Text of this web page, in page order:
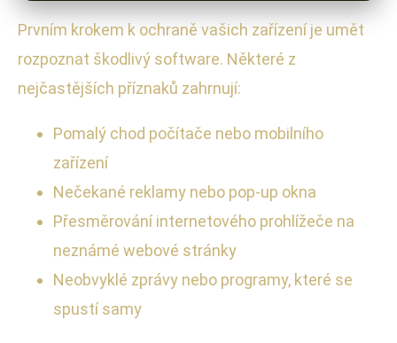
Prvním krokem k ochraně vašich zařízení je umět
rozpoznat škodlivý software. Některé z
nejčastějších příznaků zahrnují:
Pomalý chod počítače nebo mobilního
zařízení
Nečekané reklamy nebo pop-up okna
Přesměrování internetového prohlížeče na
neznámé webové stránky
Neobvyklé zprávy nebo programy, které se
spustí samy